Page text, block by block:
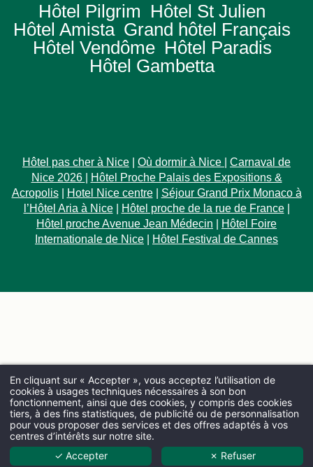
Hôtel Pilgrim
Hôtel St Julien
Hôtel Amista Grand hôtel Français
Hôtel Vendôme Hôtel Paradis
Hôtel Gambetta
Hôtel pas cher à Nice Où dormir à Nice
Carnaval de
Nice 2026
Hôtel Proche Palais des Expositions &
Acropolis| Hotel Nice centre| Séjour Grand Prix Monaco à
l’Hôtel Aria à Nice| Hôtel proche de la rue de France|
Hôtel proche Avenue Jean Médecin
Hôtel Foire
Internationale de Nice
Hôtel Festival de Cannes
En cliquant sur « Accepter », vous acceptez l’utilisation de
cookies à usages techniques nécessaires à son bon
fonctionnement, ainsi que des cookies, y compris des cookies
tiers, à des fins statistiques, de publicité ou de personnalisation
pour vous proposer des services et des offres adaptés à vos
centres d’intérêts sur notre site.
✓ Accepter
✗ Refuser